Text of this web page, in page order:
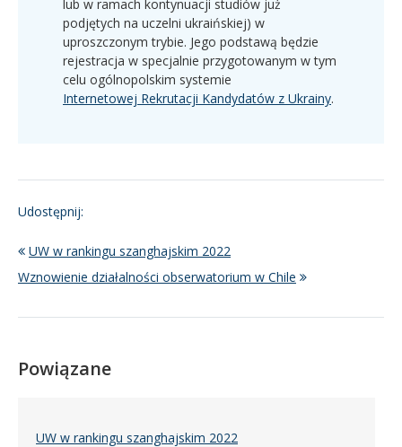
lub w ramach kontynuacji studiów już
podjętych na uczelni ukraińskiej) w
uproszczonym trybie. Jego podstawą będzie
rejestracja w specjalnie przygotowanym w tym
celu ogólnopolskim systemie
Internetowej Rekrutacji Kandydatów z Ukrainy.
Udostępnij:
UW w rankingu szanghajskim 2022
Wznowienie działalności obserwatorium w Chile
Powiązane
UW w rankingu szanghajskim 2022